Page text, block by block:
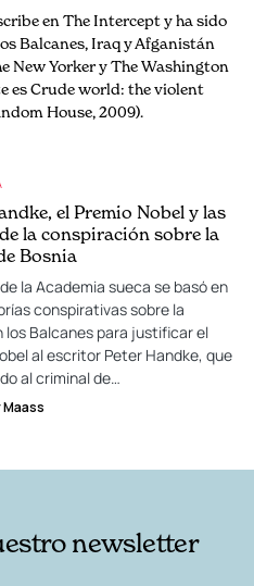
en The Intercept y ha sido
Balcanes, Iraq y Afganistán
New Yorker y The Washington
es Crude world: the violent
House, 2009).
el Premio Nobel y las
la conspiración sobre la
Bosnia
la Academia sueca se basó en
conspirativas sobre la
los Balcanes para justificar el
al escritor Peter Handke, que
al criminal de…
newsletter